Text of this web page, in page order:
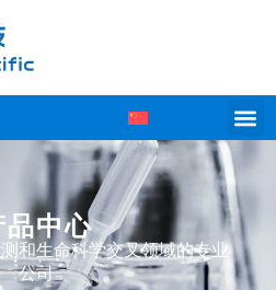
品中心
和生命科学交叉领域的专业
公司